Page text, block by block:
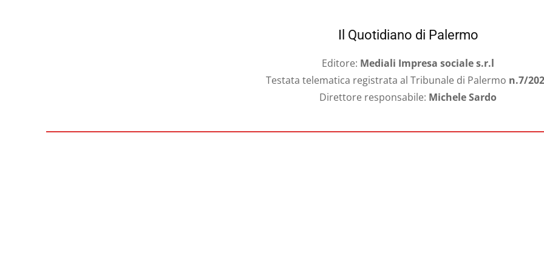
Il Quotidiano di Palermo
Editore: Mediali Impresa sociale s.r.l
Testata telematica registrata al Tribunale di Palermo n.7/
Direttore responsabile: Michele Sardo